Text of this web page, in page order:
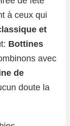
à ceux qui
et
Bottines
avec
de
doute la